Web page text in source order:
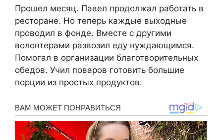
Прошел месяц. Павел продолжал работать в
ресторане. Но теперь каждые выходные
проводил в фонде. Вместе с другими
волонтерами развозил еду нуждающимся.
Помогал в организации благотворительных
обедов. Учил поваров готовить большие
порции из простых продуктов.